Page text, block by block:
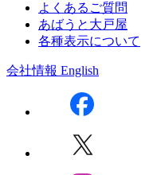
よくあるご質問
あばうと大戸屋
各種表示について
会社情報 English